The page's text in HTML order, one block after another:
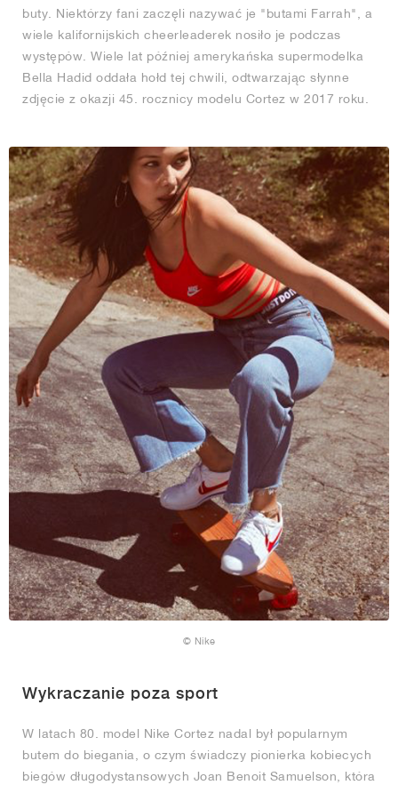
buty. Niektórzy fani zaczęli nazywać je "butami Farrah", a
wiele kalifornijskich cheerleaderek nosiło je podczas
występów. Wiele lat później amerykańska supermodelka
Bella Hadid oddała hołd tej chwili, odtwarzając słynne
zdjęcie z okazji 45. rocznicy modelu Cortez w 2017 roku.
© Nike
Wykraczanie poza sport
W latach 80. model Nike Cortez nadal był popularnym
butem do biegania, o czym świadczy pionierka kobiecych
biegów długodystansowych Joan Benoit Samuelson, która